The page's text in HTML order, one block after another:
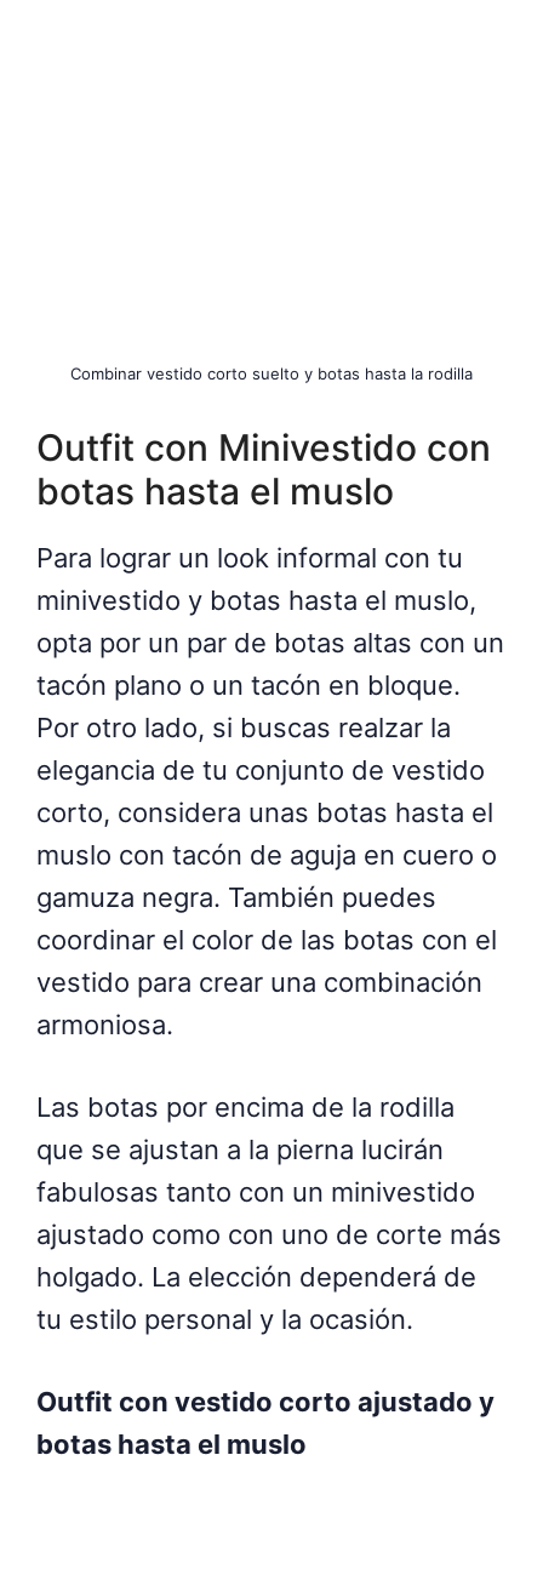
Combinar vestido corto suelto y botas hasta la rodilla
Outfit con Minivestido con
botas hasta el muslo
Para lograr un look informal con tu
minivestido y botas hasta el muslo,
opta por un par de botas altas con un
tacón plano o un tacón en bloque.
Por otro lado, si buscas realzar la
elegancia de tu conjunto de vestido
corto, considera unas botas hasta el
muslo con tacón de aguja en cuero o
gamuza negra. También puedes
coordinar el color de las botas con el
vestido para crear una combinación
armoniosa.
Las botas por encima de la rodilla
que se ajustan a la pierna lucirán
fabulosas tanto con un minivestido
ajustado como con uno de corte más
holgado. La elección dependerá de
tu estilo personal y la ocasión.
Outfit con vestido corto ajustado y
botas hasta el muslo